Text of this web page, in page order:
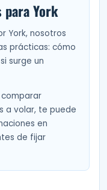
para York
York, nosotros
prácticas: cómo
surge un
a volar, te puede
en
de fijar